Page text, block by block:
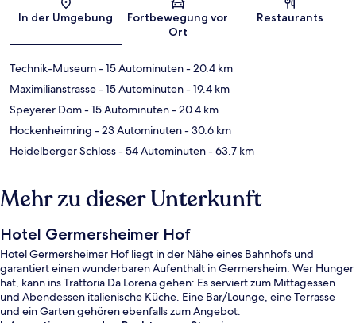
Karte
In der Umgebung
Fortbewegung vor
Ort
Restaurants
Technik-Museum- 15 Autominuten- 20.4 km
Maximilianstrasse- 15 Autominuten- 19.4 km
Speyerer Dom- 15 Autominuten- 20.4 km
Hockenheimring - 23 Autominuten- 30.6 km
Heidelberger Schloss- 54 Autominuten- 63.7 km
Mehr zu dieser Unterkunft
Hotel Germersheimer Hof
Hotel Germersheimer Hof liegt in der Nähe eines Bahnhofs und
garantiert einen wunderbaren Aufenthalt in Germersheim. Wer Hunger
hat, kann ins Trattoria Da Lorena gehen: Es serviert zum Mittagessen
und Abendessen italienische Küche. Eine Bar/Lounge, eine Terrasse
und ein Garten gehören ebenfalls zum Angebot.